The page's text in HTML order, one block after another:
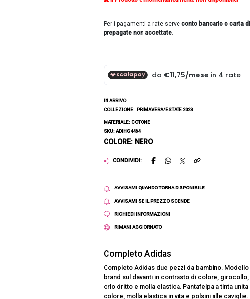
Per i pagamenti a rate serve conto bancario o carta
prepagate non accettate.
IN ARRIVO
COLLEZIONE: PRIMAVERA/ESTATE 2023
MATERIALE: COTONE
SKU: ADIHG4464
COLORE: NERO
CONDIVIDI:
AVVISAMI QUANDO TORNA DISPONIBILE
AVVISAMI SE IL PREZZO SCENDE
RICHIEDI INFORMAZIONI
RIMANI AGGIORNATO
Completo Adidas
Completo Adidas due pezzi da bambino.
brand sul davanti in contrasto di colore,
orlo dritto e molla elastica. Pantafelpa a tinta
colore, molla elastica in vita e polsini alle caviglie.